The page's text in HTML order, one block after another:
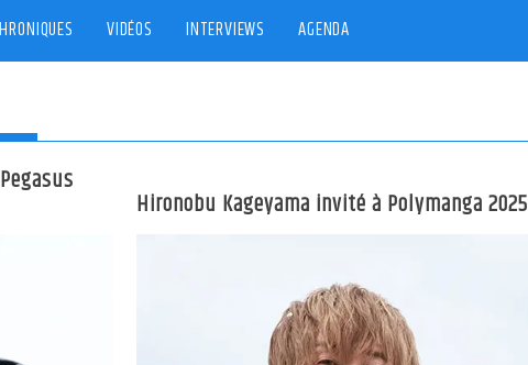
VIDÉOS INTERVIEWS AGENDA
Hironobu Kageyama invité à Polymanga 2025